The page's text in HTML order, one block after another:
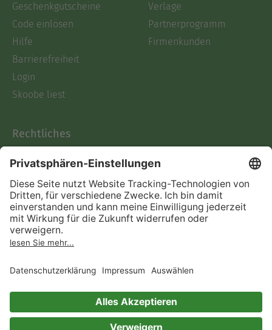
Geschenkgutscheine
Code einlösen
Hilfe
Barrierefreiheit
Login
Skoobe liest
Verlage
Partnerprogramm
Firmenkunden
Rechtliches
AGB
Informationen nach Data
Act
Verträge hier kündigen
Impressum
Immer ein gutes Buch